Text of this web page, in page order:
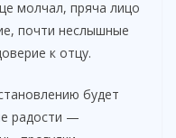
молчал, пряча лицо
почти неслышные
к отцу.
будет
радости —